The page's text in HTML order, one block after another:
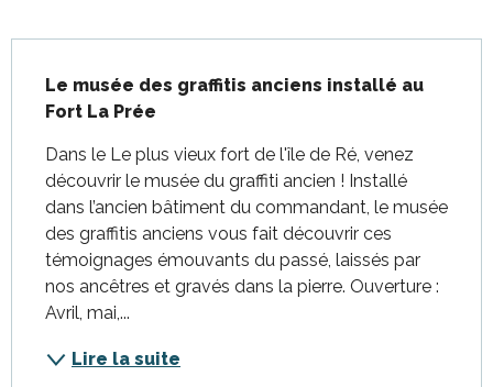
Le musée des graffitis anciens installé au
Fort La Prée
Dans le Le plus vieux fort de l'île de Ré, venez
découvrir le musée du graffiti ancien ! Installé
dans l’ancien bâtiment du commandant, le musée
des graffitis anciens vous fait découvrir ces
témoignages émouvants du passé, laissés par
nos ancêtres et gravés dans la pierre. Ouverture :
Avril, mai,...
Lire la suite